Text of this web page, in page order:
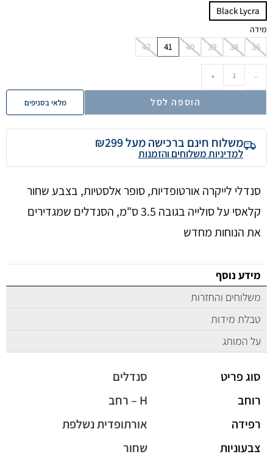
Black Lycra
מידה
36
38
39
40
41
42
-
+
הוספה לסל מלאי בסניפים
משלוח חינם ברכישה מעל ₪299
למדיניות משלוחים והזמנות
סנדלי לייקרה אורטופדיות, סופר אלסטיות, בצבע שחור
קלאסי על סולייה בגובה 3.5 ס"מ, הסנדלים שמגדירים
את הנוחות מחדש
מידע נוסף
משלוחים והחזרות
טבלת מידות
על המותג
סוג פריט
סנדלים
רוחב
H – רחב
רפידה
אורתופדית נשלפת
צבעוניות
שחור